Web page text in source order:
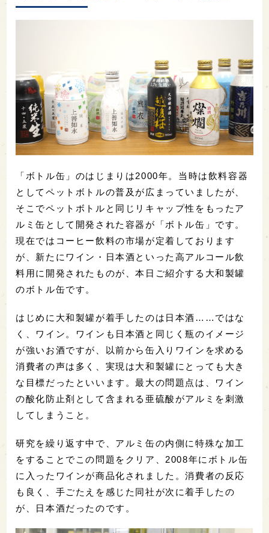
「ボトル缶」のはじまりは2000年。当時は飲料容器
としてペットボトルの普及が広まっていましたが、
そこでペットボトルと同じリキャップ性をもったア
ルミ缶として開発された容器が「ボトル缶」です。
現在ではコーヒー飲料の市場が定着しております
が、新たにワイン・日本酒といった高アルコール飲
料用に開発されたものが、本日ご紹介する大和製罐
のボトル缶です。
はじめに大和製罐が着手したのは日本酒……ではな
く、ワイン。ワインも日本酒と同じく瓶のイメージ
が強いお酒ですが、以前から缶入りワインを求める
消費者の声は多く、実現は大和製罐にとっても大き
な目標だったといいます。最大の問題点は、ワイン
の酸化防止剤として含まれる亜硫酸がアルミを刺激
してしまうこと。
研究を繰り返す中で、アルミ缶の内側に特殊な加工
をすることでこの問題をクリア、2008年にボトル缶
に入ったワインが商品化されました。消費者の反応
も良く、手ごたえを感じた同社が次に着手したの
が、日本酒だったのです。